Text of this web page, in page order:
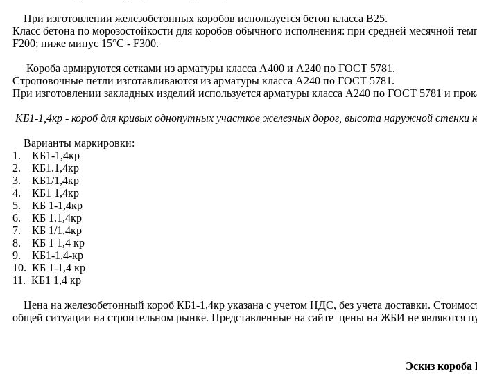
При изготовлении железобетонных коробов используется бетон класса В25.
Класс бетона по морозостойкости для коробов обычного исполнения: при средней месячной
F200; ниже минус 15°С - F300.
Короба армируются сетками из арматуры класса А400 и А240 по ГОСТ 5781.
Строповочные петли изготавливаются из арматуры класса А240 по ГОСТ 5781.
При изготовлении закладных изделий используется арматуры класса А240 по ГОСТ 5781 и
КБ1-1,4кр - короб для кривых однопутных участков железных дорог, высота наружной стенки
Варианты маркировки:
1. КБ1-1,4кр
2. КБ1.1,4кр
3. КБ1/1,4кр
4. КБ1 1,4кр
5. КБ 1-1,4кр
6. КБ 1.1,4кр
7. КБ 1/1,4кр
8. КБ 1 1,4 кр
9. КБ1-1,4-кр
10. КБ 1-1,4 кр
11. КБ1 1,4 кр
Цена на железобетонный короб КБ1-1,4кр указана с учетом НДС, без учета доставки.
общей ситуации на строительном рынке. Представленные на сайте цены на ЖБИ не являются
Эскиз